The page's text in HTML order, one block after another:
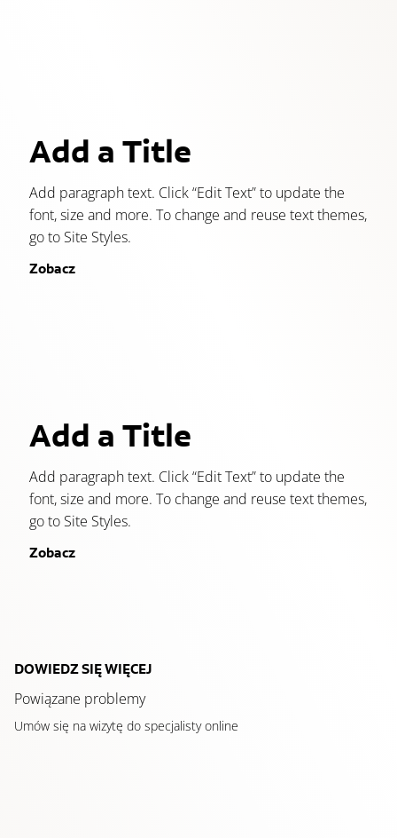
DOWIEDZ SIĘ WIĘCEJ
Powiązane problemy
Umów się na wizytę do specjalisty online
Add a Title
Add paragraph text. Click “Edit Text” to update the
font, size and more. To change and reuse text themes,
go to Site Styles.
Zobacz
Add a Title
Add paragraph text. Click “Edit Text” to update the
font, size and more. To change and reuse text themes,
go to Site Styles.
Zobacz